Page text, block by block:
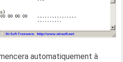
automatiquement à